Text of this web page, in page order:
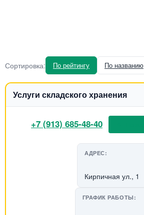
Сортировка: По рейтингу По названию
Услуги складского хранения
+7 (913) 685-48-40
АДРЕС:
Кирпичная ул., 1
ГРАФИК РАБОТЫ: